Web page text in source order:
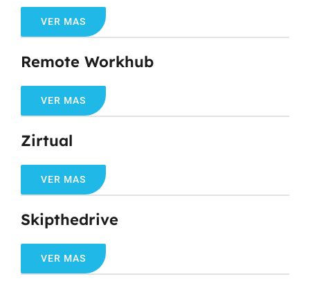
VER MAS
Remote Workhub
VER MAS
Zirtual
VER MAS
Skipthedrive
VER MAS